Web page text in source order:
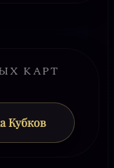
КАРТ
Кубков